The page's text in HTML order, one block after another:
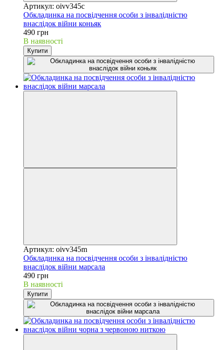
Артикул: oivv345c
Обкладинка на посвідчення особи з інвалідністю
внаслідок війни коньяк
490 грн
В наявності
Купити
Артикул: oivv345m
Обкладинка на посвідчення особи з інвалідністю
внаслідок війни марсала
490 грн
В наявності
Купити